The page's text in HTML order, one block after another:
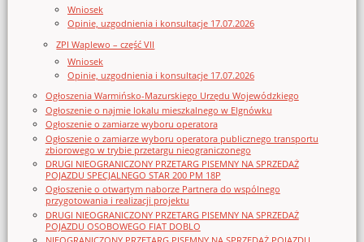
Wniosek
Opinie, uzgodnienia i konsultacje 17.07.2026
ZPI Waplewo – część VII
Wniosek
Opinie, uzgodnienia i konsultacje 17.07.2026
Ogłoszenia Warmińsko-Mazurskiego Urzędu Wojewódzkiego
Ogłoszenie o najmie lokalu mieszkalnego w Elgnówku
Ogłoszenie o zamiarze wyboru operatora
Ogłoszenie o zamiarze wyboru operatora publicznego transportu
zbiorowego w trybie przetargu nieograniczonego
DRUGI NIEOGRANICZONY PRZETARG PISEMNY NA SPRZEDAŻ
POJAZDU SPECJALNEGO STAR 200 PM 18P
Ogłoszenie o otwartym naborze Partnera do wspólnego
przygotowania i realizacji projektu
DRUGI NIEOGRANICZONY PRZETARG PISEMNY NA SPRZEDAŻ
POJAZDU OSOBOWEGO FIAT DOBLO